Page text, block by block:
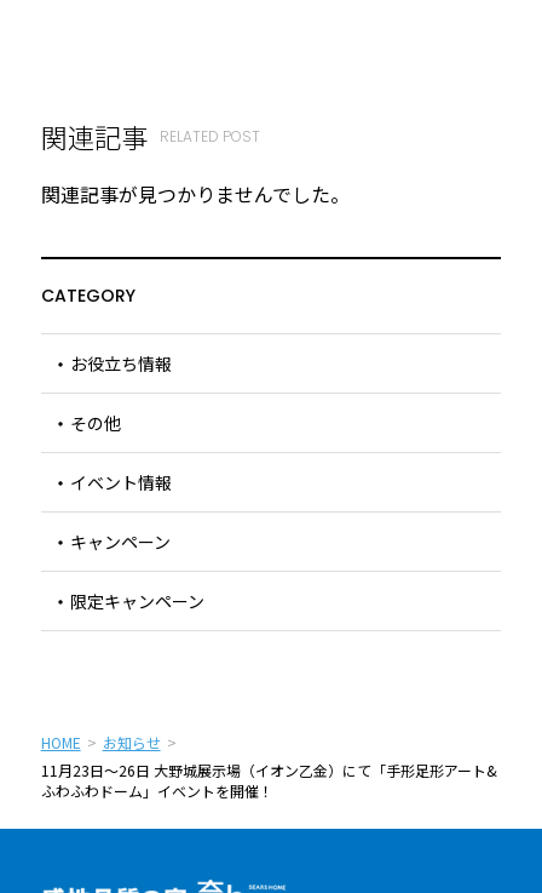
関連記事 RELATED POST
関連記事が見つかりませんでした。
CATEGORY
お役立ち情報
その他
イベント情報
キャンペーン
限定キャンペーン
HOME
お知らせ
11月23日〜26日 大野城展示場（イオン乙金）にて「手形足形アート&
ふわふわドーム」イベントを開催！